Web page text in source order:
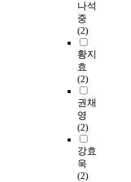
나석
중
(2)
황지
효
(2)
권채
영
(2)
강효
욱
(2)